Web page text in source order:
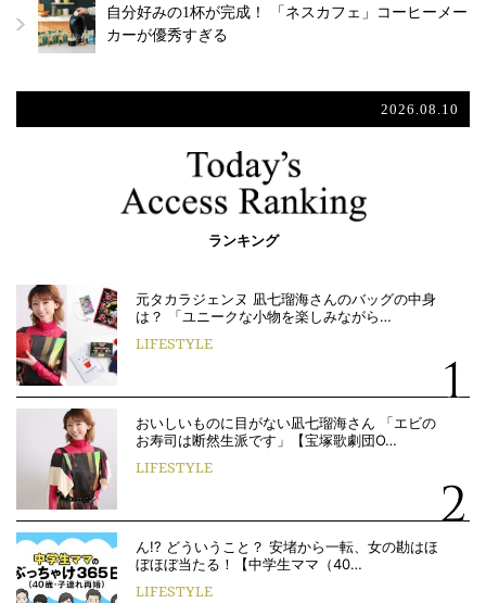
自分好みの1杯が完成！ 「ネスカフェ」コーヒーメー
カーが優秀すぎる
2026.08.10
ランキング
元タカラジェンヌ 凪七瑠海さんのバッグの中身
は？ 「ユニークな小物を楽しみながら…
LIFESTYLE
おいしいものに目がない凪七瑠海さん 「エビの
お寿司は断然生派です」【宝塚歌劇団O…
LIFESTYLE
ん!? どういうこと？ 安堵から一転、女の勘はほ
ぼほぼ当たる！【中学生ママ（40…
LIFESTYLE